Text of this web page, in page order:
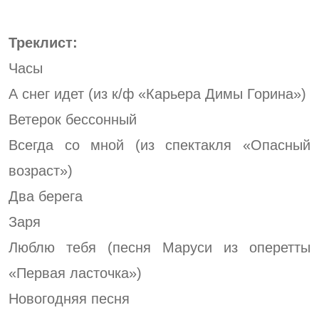
Треклист:
Часы
А снег идет (из к/ф «Карьера Димы Горина»)
Ветерок бессонный
Всегда со мной (из спектакля «Опасный
возраст»)
Два берега
Заря
Люблю тебя (песня Маруси из оперетты
«Первая ласточка»)
Новогодняя песня